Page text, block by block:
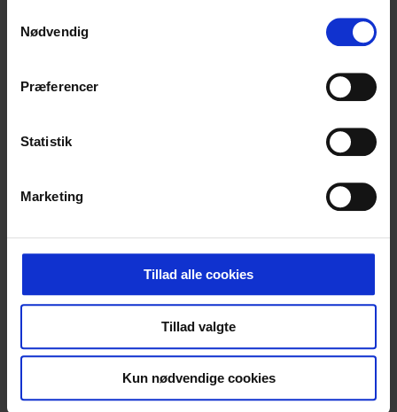
Nødvendig
Præferencer
Statistik
Marketing
Tillad alle cookies
Tillad valgte
Kun nødvendige cookies
Bygningskonstruktør